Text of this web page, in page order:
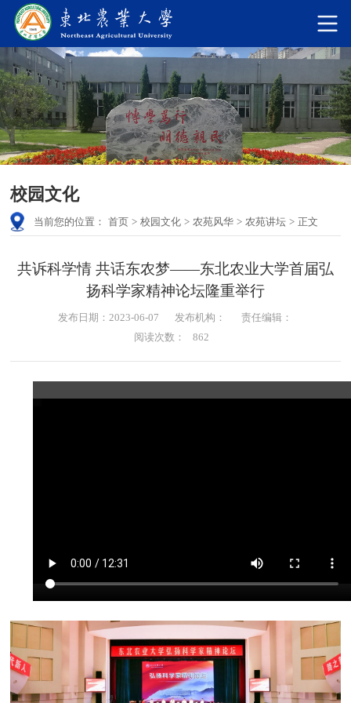
校园文化
当前您的位置： 首页 > 校园文化 > 农苑风华 > 农苑讲坛 > 正文
共诉科学情 共话东农梦——东北农业大学首届弘
扬科学家精神论坛隆重举行
发布日期：2023-06-07 发布机构：
责任编辑：
阅读次数：
862